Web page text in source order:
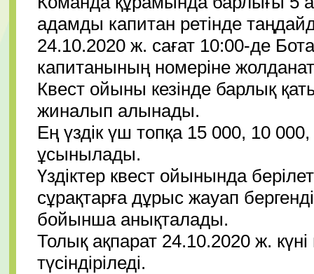
адамды капитан ретінде
24.10.2020 ж. сағат 10:00-де
капитанының номеріне
Квест ойыны кезінде барлық
жиналып алынады.
Ең үздік үш топқа 15 000, 10
ұсынылады.
Үздіктер квест ойынында
сұрақтарға дұрыс жауап
бойынша анықталады.
Толық ақпарат 24.10.2020 ж.
түсіндіріледі.